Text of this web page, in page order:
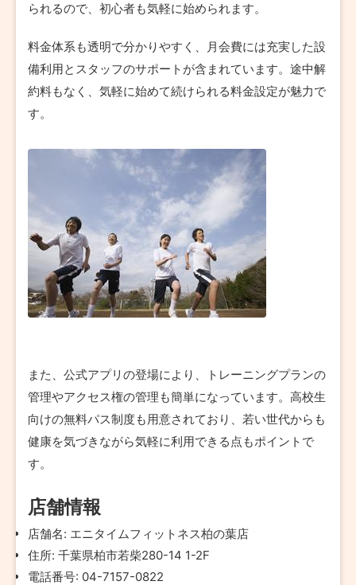
られるので、初心者も気軽に始められます。
料金体系も透明で分かりやすく、月会費には充実した設
備利用とスタッフのサポートが含まれています。途中解
約料もなく、気軽に始めて続けられる料金設定が魅力で
す。
また、公式アプリの登場により、トレーニングプランの
管理やアクセス権の管理も簡単になっています。高校生
向けの無料パス制度も用意されており、若い世代からも
健康を気づきながら気軽に利用できる点もポイントで
す。
店舗情報
店舗名: エニタイムフィットネス柏の葉店
住所: 千葉県柏市若柴280-14 1-2F
電話番号: 04-7157-0822